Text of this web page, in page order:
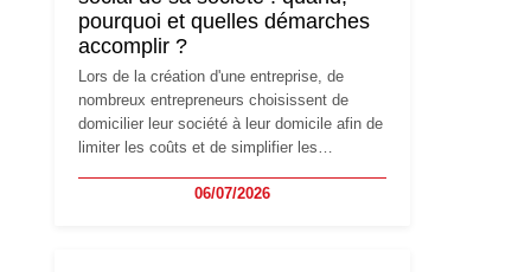
pourquoi et quelles démarches
accomplir ?
Lors de la création d'une entreprise, de
nombreux entrepreneurs choisissent de
domicilier leur société à leur domicile afin de
limiter les coûts et de simplifier les
l'activité, cette solution peut rapidement
06/07/2026